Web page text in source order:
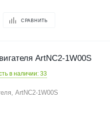
СРАВНИТЬ
ArtNC2-1W00S
в наличии: 33
ArtNC2-1W00S